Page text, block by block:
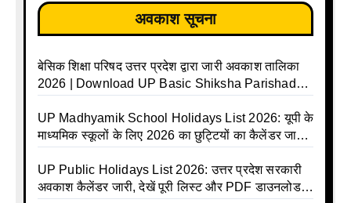
अवकाश सूचना
बेसिक शिक्षा परिषद उत्तर प्रदेश द्वारा जारी अवकाश तालिका
2026 | Download UP Basic Shiksha Parishad
Basic School Avkash Talika UP 2026 | UP Basic
Shiksha Parishad Avkash Talika 2026 | UP
Calendar List 2026
UP Madhyamik School Holidays List 2026: यूपी के
माध्यमिक स्कूलों के लिए 2026 का छुट्टियों का कैलेंडर जारी |
UP Madhyamik Avkash Talika 2026 | UP
Madhyamik School avkash suchi | UP
UP Public Holidays List 2026: उत्तर प्रदेश सरकारी
अवकाश कैलेंडर जारी, देखें पूरी लिस्ट और PDF डाउनलोड